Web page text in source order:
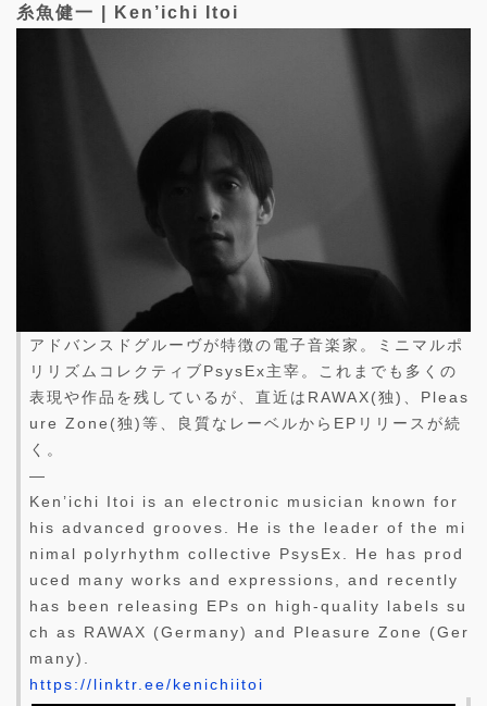
糸魚健一 | Ken’ichi Itoi
アドバンスドグルーヴが特徴の電子音楽家。ミニマルポ
リリズムコレクティブPsysEx主宰。これまでも多くの
表現や作品を残しているが、直近はRAWAX(独)、Pleas
ure Zone(独)等、良質なレーベルからEPリリースが続
く。
—
Ken’ichi Itoi is an electronic musician known for
his advanced grooves. He is the leader of the mi
nimal polyrhythm collective PsysEx. He has prod
uced many works and expressions, and recently
has been releasing EPs on high-quality labels su
ch as RAWAX (Germany) and Pleasure Zone (Ger
many).
https://linktr.ee/kenichiitoi